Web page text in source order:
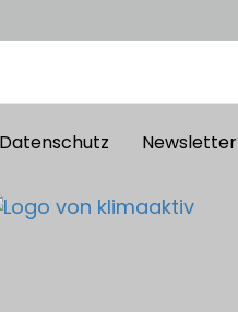
Datenschutz Newsletter